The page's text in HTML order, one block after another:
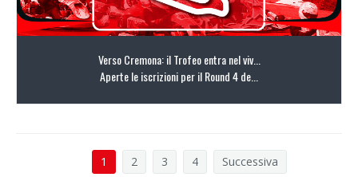
Verso Cremona: il Trofeo entra nel viv...
Aperte le iscrizioni per il Round 4 de...
1 2 3 4 Successiva